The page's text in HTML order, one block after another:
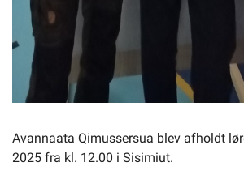
Avannaata Qimussersua blev afholdt
2025 fra kl. 12.00 i Sisimiut.